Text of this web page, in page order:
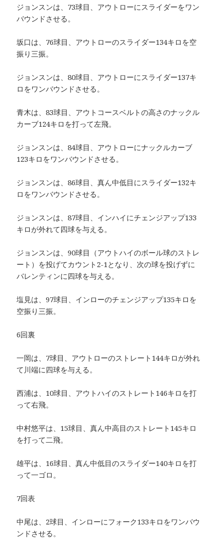
ジョンスンは、73球目、アウトローにスライダーをワン
バウンドさせる。
坂口は、76球目、アウトローのスライダー134キロを空
振り三振。
ジョンスンは、80球目、アウトローにスライダー137キ
ロをワンバウンドさせる。
青木は、83球目、アウトコースベルトの高さのナックル
カーブ124キロを打って左飛。
ジョンスンは、84球目、アウトローにナックルカーブ
123キロをワンバウンドさせる。
ジョンスンは、86球目、真ん中低目にスライダー132キ
ロをワンバウンドさせる。
ジョンスンは、87球目、インハイにチェンジアップ133
キロが外れて四球を与える。
ジョンスンは、90球目（アウトハイのボール球のストレ
ート）を投げてカウント2-1となり、次の球を投げずに
バレンティンに四球を与える。
塩見は、97球目、インローのチェンジアップ135キロを
空振り三振。
6回裏
一岡は、7球目、アウトローのストレート144キロが外れ
て川端に四球を与える。
西浦は、10球目、アウトハイのストレート146キロを打
って右飛。
中村悠平は、15球目、真ん中高目のストレート145キロ
を打って二飛。
雄平は、16球目、真ん中低目のスライダー140キロを打
って一ゴロ。
7回表
中尾は、2球目、インローにフォーク133キロをワンバウ
ンドさせる。